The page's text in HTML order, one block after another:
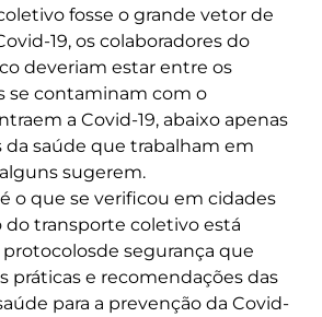
fosse o grande vetor de
19, os colaboradores do
deveriam estar entre os
se contaminam com o
a Covid-19, abaixo apenas
da saúde que trabalham em
sugerem.
o que se verificou em cidades
do transporte coletivo está
segurança que
práticas e recomendações das
para a prevenção da Covid-